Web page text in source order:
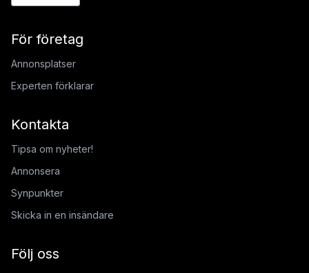
För företag
Annonsplatser
Experten förklarar
Kontakta
Tipsa om nyheter!
Annonsera
Synpunkter
Skicka in en insändare
Följ oss